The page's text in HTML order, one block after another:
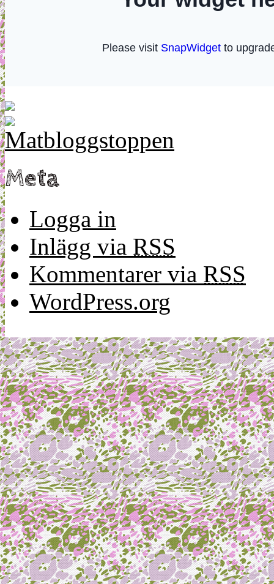
Meta
Logga in
Inlägg via RSS
Kommentarer via RSS
WordPress.org